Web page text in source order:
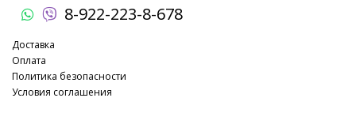
8-922-223-8-678
Доставка
Оплата
Политика безопасности
Условия соглашения